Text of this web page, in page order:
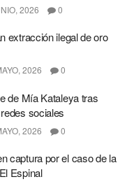
2026 0
extracción ilegal de oro
2026 0
de Mía Kataleya tras
sociales
2026 0
captura por el caso de la
Espinal